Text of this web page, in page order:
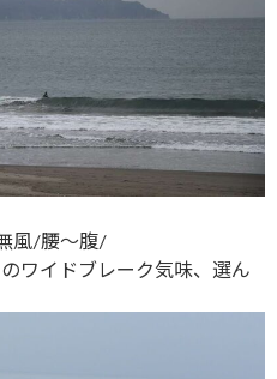
風/腰〜腹/
ワイドブレーク気味、選ん